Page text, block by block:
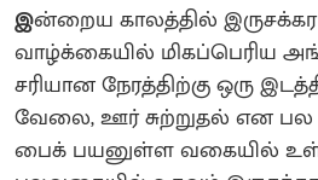
இன்றைய காலத்தில்
வாழ்க்கையில் மிகப்பெரிய
சரியான நேரத்திற்கு ஒரு
வேலை, ஊர் சுற்றுதல் என
பைக் பயனுள்ள வகையில்